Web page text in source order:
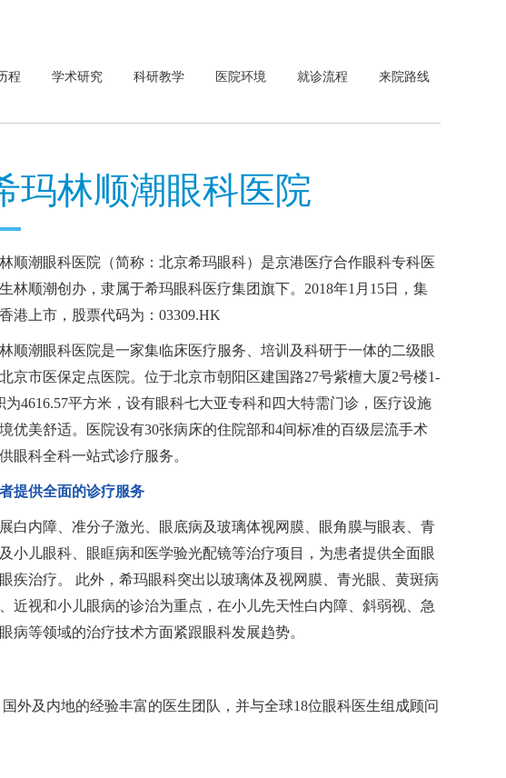
程 学术研究 科研教学 医院环境 就诊流程 来院路线
玛林顺潮眼科医院
顺潮眼科医院（简称：北京希玛眼科）是京港医疗合作眼科专科医
林顺潮创办，隶属于希玛眼科医疗集团旗下。2018年1月15日，集
港上市，股票代码为：03309.HK
顺潮眼科医院是一家集临床医疗服务、培训及科研于一体的二级眼
京市医保定点医院。位于北京市朝阳区建国路27号紫檀大厦2号楼1-
为4616.57平方米，设有眼科七大亚专科和四大特需门诊，医疗设施
优美舒适。医院设有30张病床的住院部和4间标准的百级层流手术
眼科全科一站式诊疗服务。
提供全面的诊疗服务
白内障、准分子激光、眼底病及玻璃体视网膜、眼角膜与眼表、青
小儿眼科、眼眶病和医学验光配镜等治疗项目，为患者提供全面眼
疾治疗。 此外，希玛眼科突出以玻璃体及视网膜、青光眼、黄斑病
近视和小儿眼病的诊治为重点，在小儿先天性白内障、斜弱视、急
病等领域的治疗技术方面紧跟眼科发展趋势。
外及内地的经验丰富的医生团队，并与全球18位眼科医生组成顾问